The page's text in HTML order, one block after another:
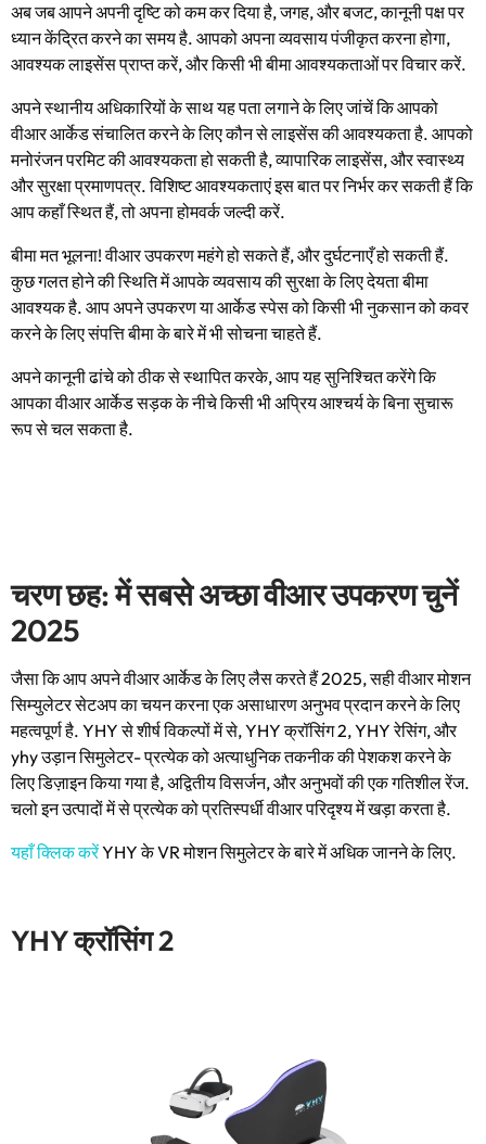
अब जब आपने अपनी दृष्टि को कम कर दिया है, जगह, और बजट, कानूनी पक्ष पर
ध्यान केंद्रित करने का समय है. आपको अपना व्यवसाय पंजीकृत करना होगा,
आवश्यक लाइसेंस प्राप्त करें, और किसी भी बीमा आवश्यकताओं पर विचार करें.
अपने स्थानीय अधिकारियों के साथ यह पता लगाने के लिए जांचें कि आपको
वीआर आर्केड संचालित करने के लिए कौन से लाइसेंस की आवश्यकता है. आपको
मनोरंजन परमिट की आवश्यकता हो सकती है, व्यापारिक लाइसेंस, और स्वास्थ्य
और सुरक्षा प्रमाणपत्र. विशिष्ट आवश्यकताएं इस बात पर निर्भर कर सकती हैं कि
आप कहाँ स्थित हैं, तो अपना होमवर्क जल्दी करें.
बीमा मत भूलना! वीआर उपकरण महंगे हो सकते हैं, और दुर्घटनाएँ हो सकती हैं.
कुछ गलत होने की स्थिति में आपके व्यवसाय की सुरक्षा के लिए देयता बीमा
आवश्यक है. आप अपने उपकरण या आर्केड स्पेस को किसी भी नुकसान को कवर
करने के लिए संपत्ति बीमा के बारे में भी सोचना चाहते हैं.
अपने कानूनी ढांचे को ठीक से स्थापित करके, आप यह सुनिश्चित करेंगे कि
आपका वीआर आर्केड सड़क के नीचे किसी भी अप्रिय आश्चर्य के बिना सुचारू
रूप से चल सकता है.
चरण छह: में सबसे अच्छा वीआर उपकरण चुनें
2025
जैसा कि आप अपने वीआर आर्केड के लिए लैस करते हैं 2025, सही वीआर मोशन
सिम्युलेटर सेटअप का चयन करना एक असाधारण अनुभव प्रदान करने के लिए
महत्वपूर्ण है. YHY से शीर्ष विकल्पों में से, YHY क्रॉसिंग 2, YHY रेसिंग, और
yhy उड़ान सिमुलेटर- प्रत्येक को अत्याधुनिक तकनीक की पेशकश करने के
लिए डिज़ाइन किया गया है, अद्वितीय विसर्जन, और अनुभवों की एक गतिशील रेंज.
चलो इन उत्पादों में से प्रत्येक को प्रतिस्पर्धी वीआर परिदृश्य में खड़ा करता है.
यहाँ क्लिक करेंYHY के VR मोशन सिमुलेटर के बारे में अधिक जानने के लिए.
YHY क्रॉसिंग 2